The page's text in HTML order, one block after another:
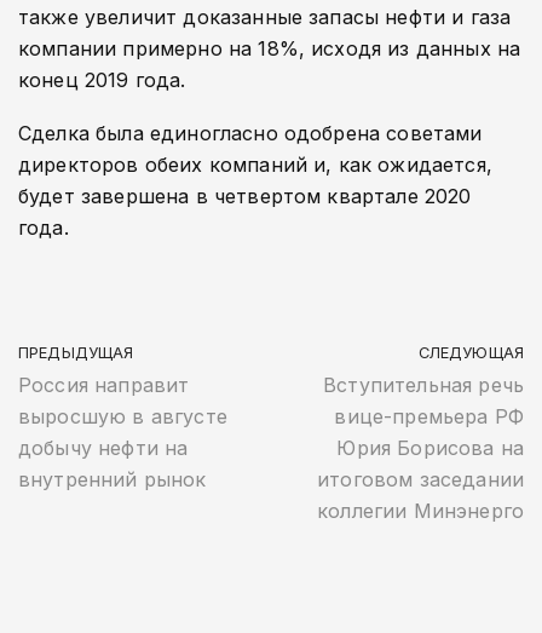
также увеличит доказанные запасы нефти и газа
компании примерно на 18%, исходя из данных на
конец 2019 года.
Сделка была единогласно одобрена советами
директоров обеих компаний и, как ожидается,
будет завершена в четвертом квартале 2020
года.
ПРЕДЫДУЩАЯ
Россия направит
выросшую в августе
добычу нефти на
внутренний рынок
СЛЕДУЮЩАЯ
Вступительная речь
вице-премьера РФ
Юрия Борисова на
итоговом заседании
коллегии Минэнерго